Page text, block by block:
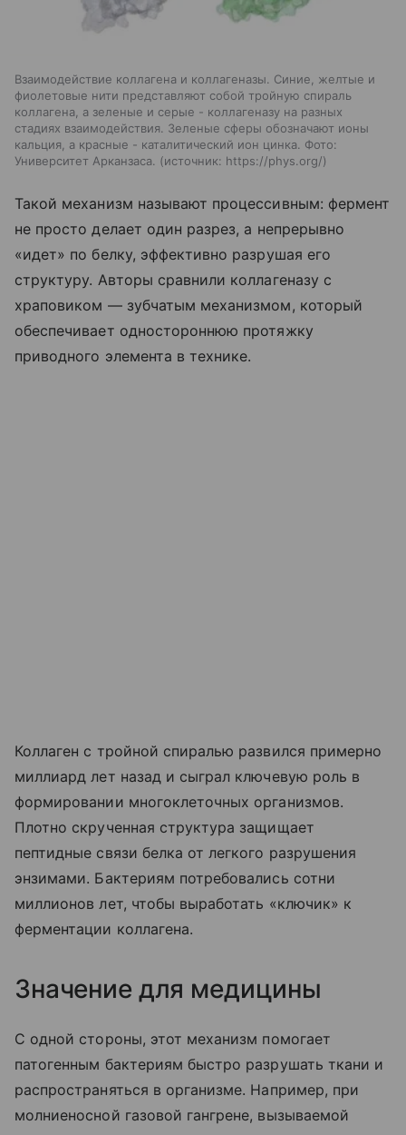
Взаимодействие коллагена и коллагеназы. Синие, желтые и
фиолетовые нити представляют собой тройную спираль
коллагена, а зеленые и серые - коллагеназу на разных
стадиях взаимодействия. Зеленые сферы обозначают ионы
кальция, а красные - каталитический ион цинка. Фото:
Университет Арканзаса.
источник: https://phys.org/
Такой механизм называют процессивным: фермент
не просто делает один разрез, а непрерывно
«идет» по белку, эффективно разрушая его
структуру. Авторы сравнили коллагеназу с
храповиком — зубчатым механизмом, который
обеспечивает одностороннюю протяжку
приводного элемента в технике.
Коллаген с тройной спиралью развился примерно
миллиард лет назад и сыграл ключевую роль в
формировании многоклеточных организмов.
Плотно скрученная структура защищает
пептидные связи белка от легкого разрушения
энзимами. Бактериям потребовались сотни
миллионов лет, чтобы выработать «ключик» к
ферментации коллагена.
Значение для медицины
С одной стороны, этот механизм помогает
патогенным бактериям быстро разрушать ткани и
распространяться в организме. Например, при
молниеносной газовой гангрене, вызываемой